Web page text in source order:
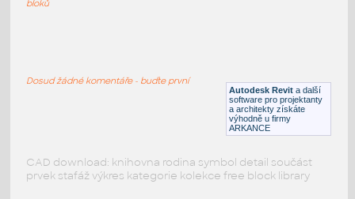
B Reynaers SL38 Window Inward Opening
Autodesk Revit a další
software pro projektanty
a architekty získáte
výhodně u firmy
ARKANCE
bloků
Dosud žádné komentáře - buďte první
CAD download: knihovna rodina symbol detail součást
prvek stafáž výkres kategorie kolekce free block library